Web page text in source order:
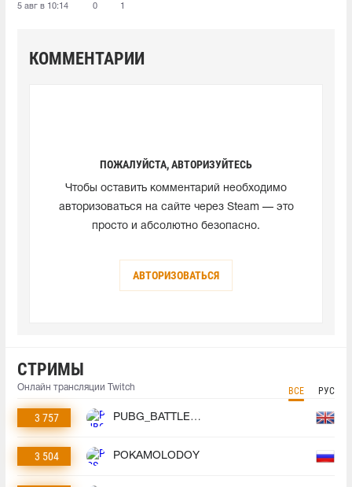
5 авг в 10:14 0 1
КОММЕНТАРИИ
ПОЖАЛУЙСТА, АВТОРИЗУЙТЕСЬ
Чтобы оставить комментарий необходимо
авторизоваться на сайте через Steam — это
просто и абсолютно безопасно.
АВТОРИЗОВАТЬСЯ
СТРИМЫ
Онлайн трансляции Twitch ВСЕ РУС
3 757 PUBG_BATTLEGROUNDS
3 504 POKAMOLODOY